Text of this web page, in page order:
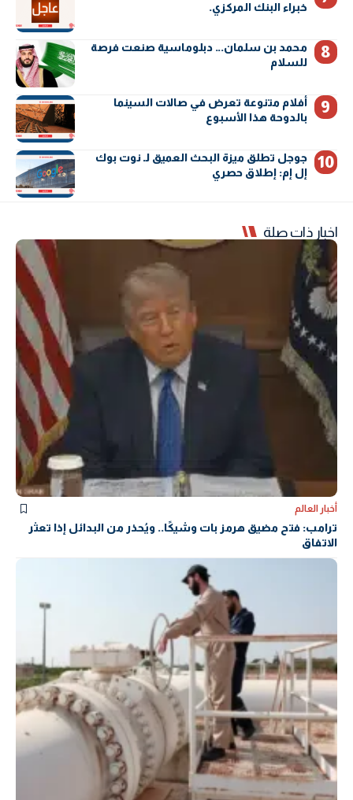
خبراء البنك المركزي.
محمد بن سلمان… دبلوماسية صنعت فرصة
للسلام
أفلام متنوعة تعرض في صالات السينما
بالدوحة هذا الأسبوع
جوجل تطلق ميزة البحث العميق لـ نوت بوك
إل إم: إطلاق حصري
اخبار ذات صلة
أخبار العالم
ترامب: فتح مضيق هرمز بات وشيكًا.. ويُحذر من البدائل إذا تعثر
الاتفاق